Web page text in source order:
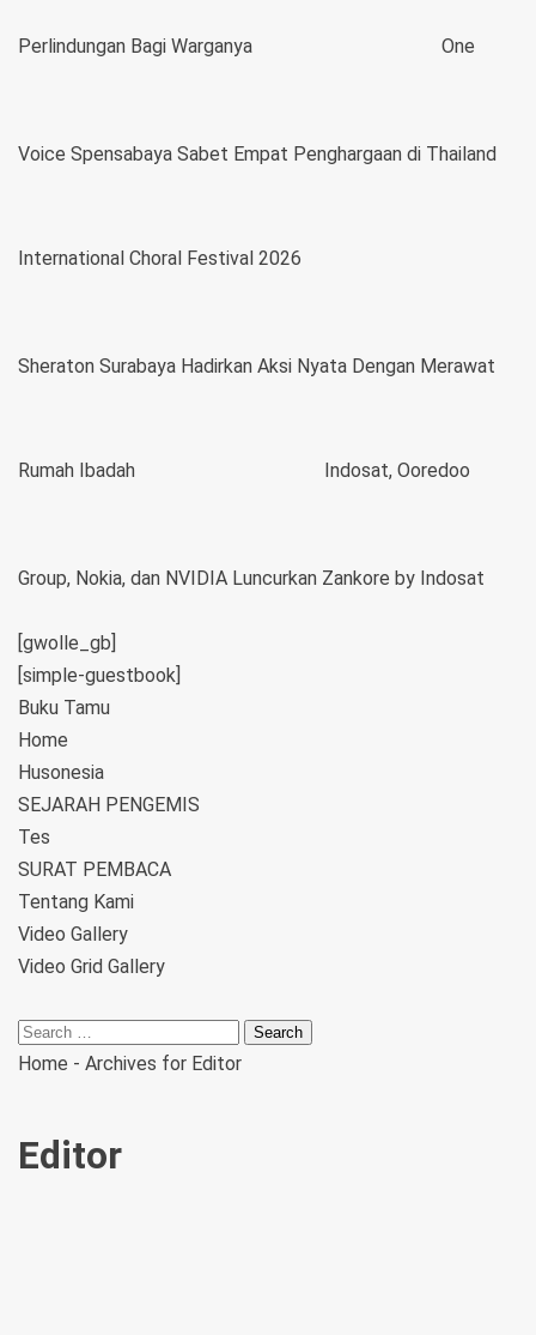
Perlindungan Bagi Warganya One
Voice Spensabaya Sabet Empat Penghargaan di Thailand
International Choral Festival 2026
Sheraton Surabaya Hadirkan Aksi Nyata Dengan Merawat
Rumah Ibadah Indosat, Ooredoo
Group, Nokia, dan NVIDIA Luncurkan Zankore by Indosat
[gwolle_gb]
[simple-guestbook]
Buku Tamu
Home
Husonesia
SEJARAH PENGEMIS
Tes
SURAT PEMBACA
Tentang Kami
Video Gallery
Video Grid Gallery
Home - Archives for Editor
Editor